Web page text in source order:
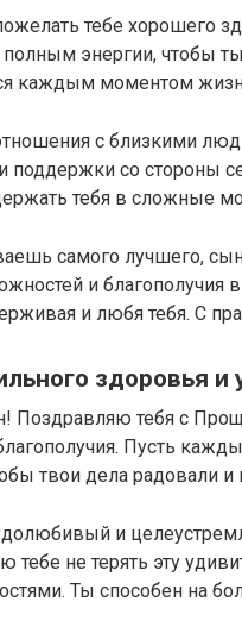
тебе хорошего
энергии, чтобы
каждым моментом
с близкими
поддержки со стороны
тебя в сложные
самого лучшего,
и благополучия
и любя тебя. С
здоровья и
Поздравляю тебя с
Пусть
твои дела радовали
и
тебе не терять эту
Ты способен на